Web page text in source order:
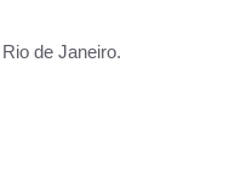
de Janeiro.